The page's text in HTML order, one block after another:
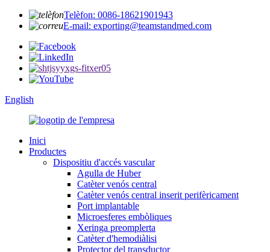
Telèfon: 0086-18621901943
E-mail: exporting@teamstandmed.com
English
Inici
Productes
Dispositiu d'accés vascular
Agulla de Huber
Catèter venós central
Catèter venós central inserit perifèricament
Port implantable
Microesferes embòliques
Xeringa preomplerta
Catèter d'hemodiàlisi
Protector del transductor